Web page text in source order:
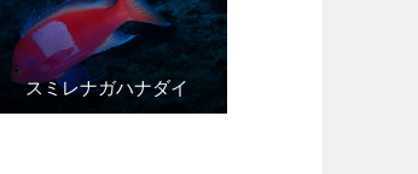
スミレナガハナダイ